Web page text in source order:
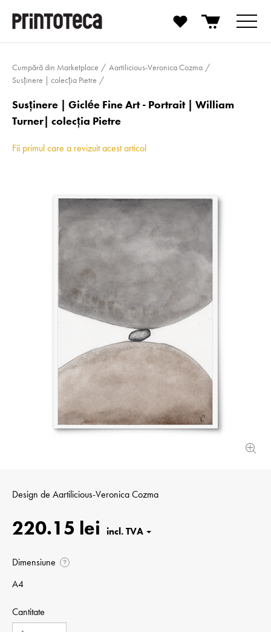
Cumpără din Marketplace
Aartilicious-Veronica Cozma
Susţinere | colecţia Pietre
Susţinere | Giclée Fine Art - Portrait | William
Turner| colecţia Pietre
Fii primul care a revizuit acest articol
Design de Aartilicious-Veronica Cozma
220.15 lei
Dimensiune ?
A4
Cantitate